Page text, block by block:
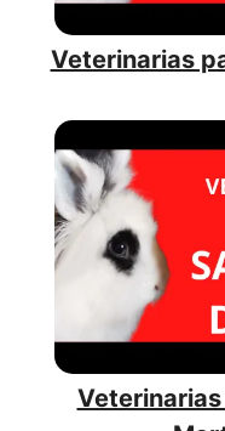
Veterinarias